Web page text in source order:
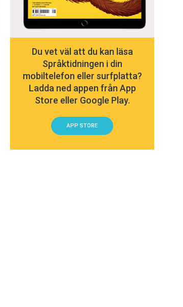
Du vet väl att du kan läsa
Språktidningen i din
mobiltelefon eller surfplatta?
Ladda ned appen från App
Store eller Google Play.
APP STORE